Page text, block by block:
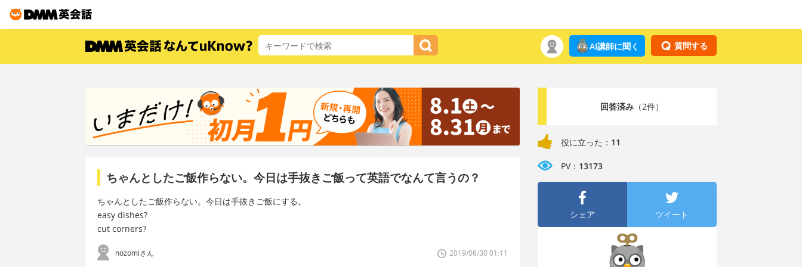
質問する
AI講師に聞く
ちゃんとしたご飯作らない。今日は手抜きご飯って英語でなんて言うの？
ちゃんとしたご飯作らない。今日は手抜きご飯にする。
easy dishes?
cut corners?
nozomiさん 2019/06/30 01:11
回答済み（2件）
役に立った： 11
PV： 13173
シェア ツイート